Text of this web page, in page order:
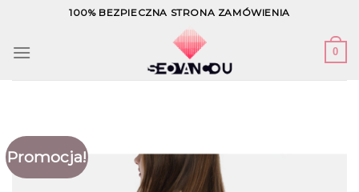
content
100% BEZPIECZNA STRONA ZAMÓWIENIA
0
Promocja!